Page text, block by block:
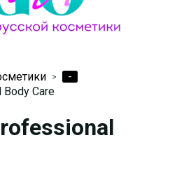
-
Care